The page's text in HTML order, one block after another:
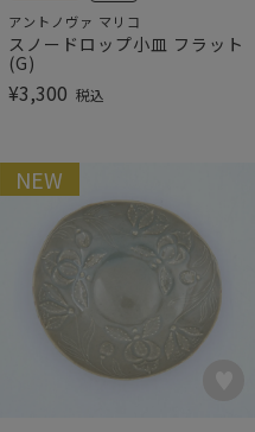
アントノヴァ マリコ
スノードロップ小皿 フラット
(G)
¥3,300 税込
NEW